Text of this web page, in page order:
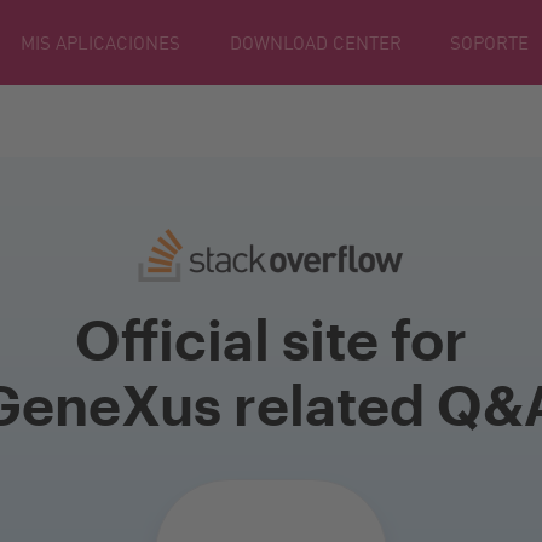
MIS APLICACIONES DOWNLOAD CENTER SOPORTE
Official site for
related